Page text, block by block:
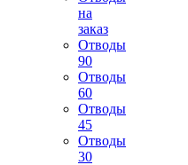
на
заказ
Отводы
90
Отводы
60
Отводы
45
Отводы
30